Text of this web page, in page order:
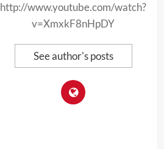
http://www.youtube.com/watch?
v=XmxkF8nHpDY
See author's posts